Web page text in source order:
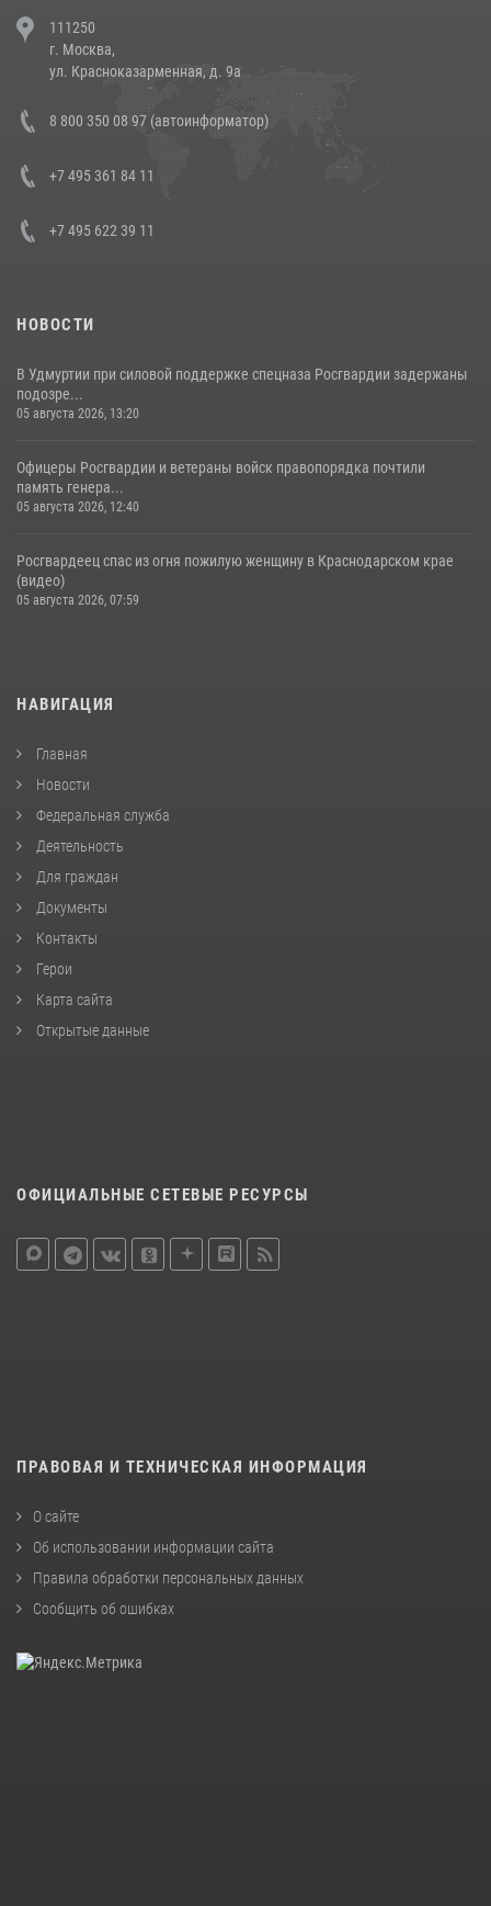
напавших на бригаду скорой помощи (видео)
14 июля 2026, 12:20
В Росгвардии прошла военно-научная конференция по обобщению
боевого опыта
111250
г. Москва,
ул. Красноказарменная, д. 9а
8 800 350 08 97 (автоинформатор)
+7 495 361 84 11
+7 495 622 39 11
НОВОСТИ
В Удмуртии при силовой поддержке спецназа Росгвардии задержаны
подозре...
05 августа 2026, 13:20
Офицеры Росгвардии и ветераны войск правопорядка почтили
память генера...
05 августа 2026, 12:40
Росгвардеец спас из огня пожилую женщину в Краснодарском крае
(видео)
05 августа 2026, 07:59
НАВИГАЦИЯ
Главная
Новости
Федеральная служба
Деятельность
Для граждан
Документы
Контакты
Герои
Карта сайта
Открытые данные
ОФИЦИАЛЬНЫЕ СЕТЕВЫЕ РЕСУРСЫ
ПРАВОВАЯ И ТЕХНИЧЕСКАЯ ИНФОРМАЦИЯ
О сайте
Об использовании информации сайта
Правила обработки персональных данных
Сообщить об ошибках